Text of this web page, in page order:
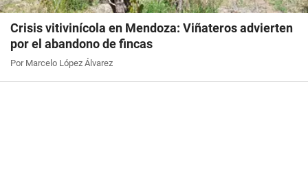
Crisis vitivinícola en Mendoza: Viñateros advierten
por el abandono de fincas
Por Marcelo López Álvarez